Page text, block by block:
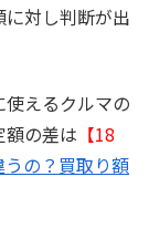
対し判断が出
えるクルマの
額の差は 【18
の？買取り額